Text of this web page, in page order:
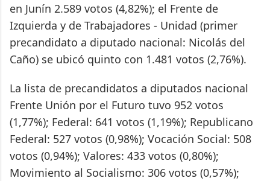
en Junín 2.589 votos (4,82%); el Frente de
Izquierda y de Trabajadores - Unidad (primer
precandidato a diputado nacional: Nicolás del
Caño) se ubicó quinto con 1.481 votos (2,76%).
La lista de precandidatos a diputados nacional
Frente Unión por el Futuro tuvo 952 votos
(1,77%); Federal: 641 votos (1,19%); Republicano
Federal: 527 votos (0,98%); Vocación Social: 508
votos (0,94%); Valores: 433 votos (0,80%);
Movimiento al Socialismo: 306 votos (0,57%);